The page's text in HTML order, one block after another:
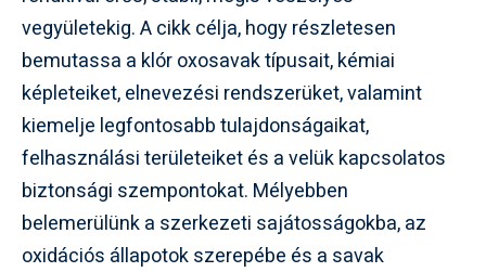
vegyületekig. A cikk célja, hogy részletesen
bemutassa a klór oxosavak típusait, kémiai
képleteiket, elnevezési rendszerüket, valamint
kiemelje legfontosabb tulajdonságaikat,
felhasználási területeiket és a velük kapcsolatos
biztonsági szempontokat. Mélyebben
belemerülünk a szerkezeti sajátosságokba, az
oxidációs állapotok szerepébe és a savak